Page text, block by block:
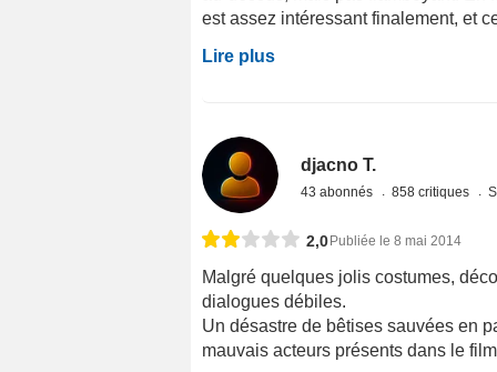
est assez intéressant finalement, et
Lire plus
djacno T.
43 abonnés 858 critiques
2,0 Publiée le 8 mai 2014
Malgré quelques jolis costumes,
dialogues débiles.
Un désastre de bêtises sauvées en
mauvais acteurs présents dans le